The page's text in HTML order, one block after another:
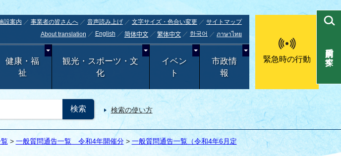
設案内 事業者の皆さんへ 音声読み上げ 文字サイズ・色合い変更
サイトマップ
About translation
English 简体中文 繁体中文 한국어 ภาษาไทย
健康・福
祉
観光・スポーツ・文
化
イベン
ト
市政情
報
緊急時の行動
検索の使い方
目的別で探す
> 一般質問通告一覧 令和4年開催分> 一般質問通告一覧（令和4年6月定